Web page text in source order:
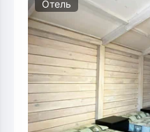
Отель